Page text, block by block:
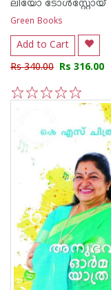
ലിയോ ടോള്‍സ്റ്റോയ്
Green Books
Add to Cart
Rs 340.00 Rs 316.00